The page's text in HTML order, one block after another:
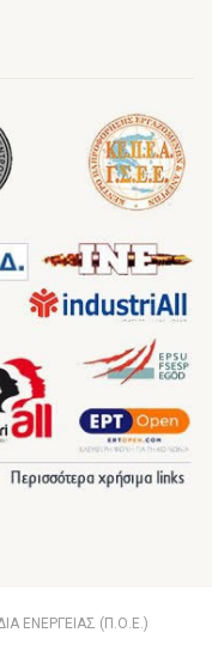
ΕΝΕΡΓΕΙΑΣ (Π.Ο.Ε.)